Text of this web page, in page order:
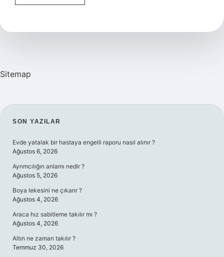
Yarışı
Kaç
Sitemap
SIDEBAR
SON YAZILAR
Evde yatalak bir hastaya engelli raporu nasıl alınır ?
Ağustos 6, 2026
Ayrımcılığın anlamı nedir ?
Ağustos 5, 2026
Boya lekesini ne çıkarır ?
Ağustos 4, 2026
Araca hız sabitleme takılır mı ?
Ağustos 4, 2026
Altın ne zaman takılır ?
Temmuz 30, 2026